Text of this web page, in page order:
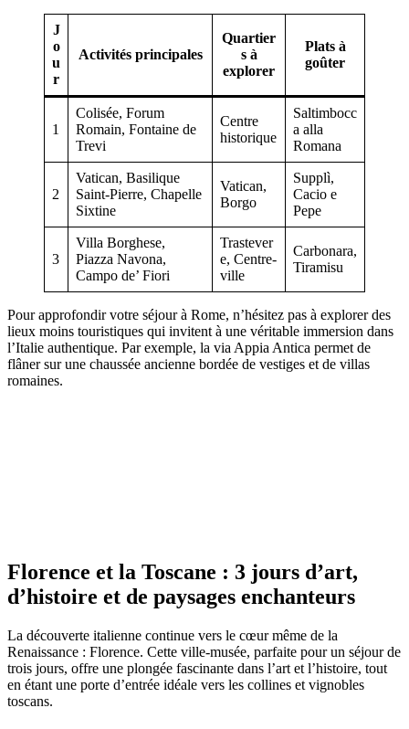
J
o
u
r
Activités principales
Quartier
s à
explorer
Plats à
goûter
1
Colisée, Forum
Romain, Fontaine de
Trevi
Centre
historique
Saltimbocc
a alla
Romana
2
Vatican, Basilique
Saint-Pierre, Chapelle
Sixtine
Vatican,
Borgo
Supplì,
Cacio e
Pepe
3
Villa Borghese,
Piazza Navona,
Campo de’ Fiori
Trastever
e, Centre-
ville
Carbonara,
Tiramisu
Pour approfondir votre séjour à Rome, n’hésitez pas à explorer des
lieux moins touristiques qui invitent à une véritable immersion dans
l’Italie authentique. Par exemple, la via Appia Antica permet de
flâner sur une chaussée ancienne bordée de vestiges et de villas
romaines.
Florence et la Toscane : 3 jours d’art,
d’histoire et de paysages enchanteurs
La découverte italienne continue vers le cœur même de la
Renaissance : Florence. Cette ville-musée, parfaite pour un séjour de
trois jours, offre une plongée fascinante dans l’art et l’histoire, tout
en étant une porte d’entrée idéale vers les collines et vignobles
toscans.